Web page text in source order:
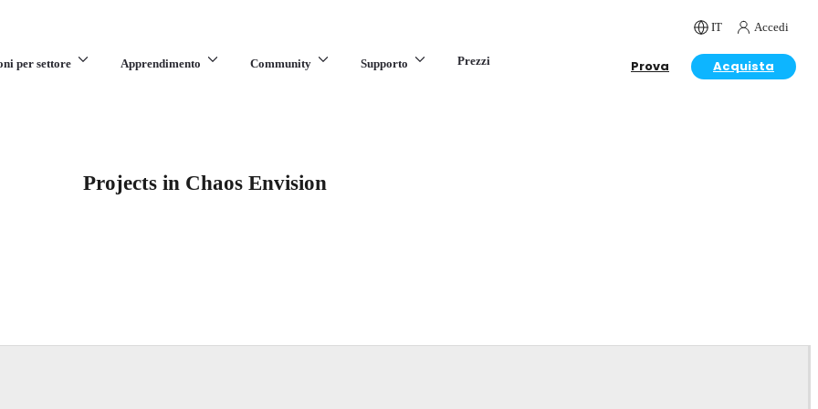
IT Accedi
per settore Apprendimento Community Supporto Prezzi Prova Acquista
Projects in Chaos Envision